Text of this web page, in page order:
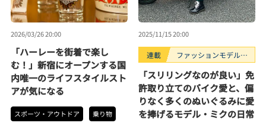
2026/03/26 20:00
「ハーレーを街着で楽し
む！」新宿にオープンする国
内唯一のライフスタイルスト
アが気になる
スポーツ・アウトドア 乗り物
2025/11/15 20:00
連載
ファッションモデルの
「スリリングなのが良い」免
許取り立てのバイク愛と、偏
りなく多くのぬいぐるみに愛
を捧げるモデル・ミクの日常